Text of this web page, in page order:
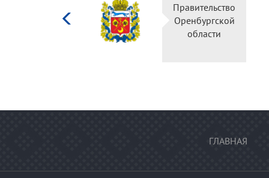
Правительство
Оренбургской
области
ГЛАВНАЯ